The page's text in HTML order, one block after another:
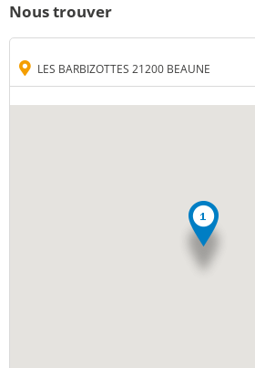
Nous trouver
LES BARBIZOTTES 21200 BEAUNE